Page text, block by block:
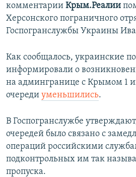
комментарии Крым.Реалии
Херсонского пограничного
Госпогранслужбы Украины
Как сообщалось, украинские
информировали о
на админгранице с Крымом 1
очереди уменьшились.
В Госпогранслужбе
очередей было связано с
операций российскими
подконтрольных им так
пропуска.